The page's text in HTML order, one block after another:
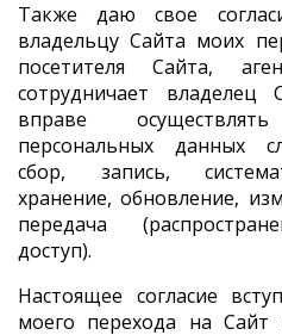
Также даю свое
владельцу Сайта моих
посетителя Сайта,
сотрудничает владелец
вправе
персональных данных
сбор, запись,
хранение, обновление,
передача
доступ).
Настоящее согласие
моего перехода на Сайт